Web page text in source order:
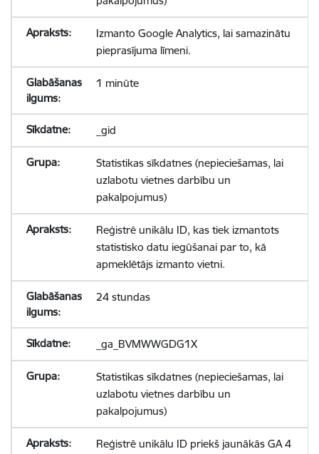
Izmanto Google Analytics, lai samazinātu
pieprasījuma līmeni.
1 minūte
_gid
Statistikas sīkdatnes (nepieciešamas, lai
uzlabotu vietnes darbību un
pakalpojumus)
Reģistrē unikālu ID, kas tiek izmantots
statistisko datu iegūšanai par to, kā
apmeklētājs izmanto vietni.
24 stundas
_ga_BVMWWGDG1X
Statistikas sīkdatnes (nepieciešamas, lai
uzlabotu vietnes darbību un
pakalpojumus)
Reģistrē unikālu ID priekš jaunākās GA 4